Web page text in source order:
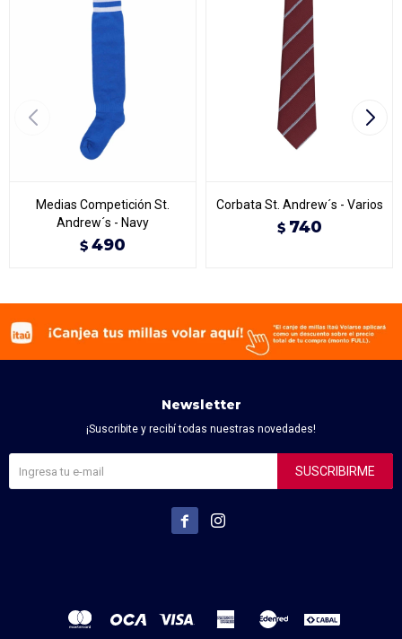
Medias Competición St.
Andrew´s - Navy
$ 490
Corbata St. Andrew´s - Varios
$ 740
Newsletter
¡Suscribite y recibí todas nuestras novedades!
SUSCRIBIRME
 